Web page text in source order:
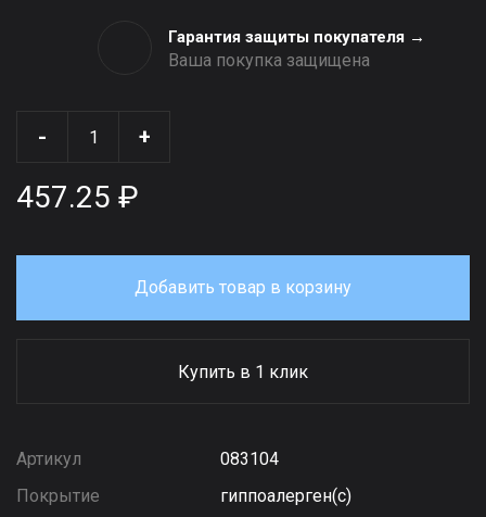
Гарантия защиты покупателя →
Ваша покупка защищена
- +
457.25 ₽
Добавить товар в корзину
Купить в 1 клик
Артикул
083104
Покрытие
гиппоалерген(с)